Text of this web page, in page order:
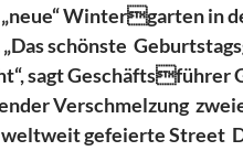
Wintergarten in
schönste
sagt Geschäftsführer
Verschmelzung
gefeierte Street